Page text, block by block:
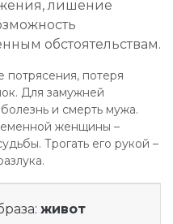
лишение
обстоятельствам.
потрясения, потеря
Для замужней
и смерть мужа.
женщины –
Трогать его рукой –
живот